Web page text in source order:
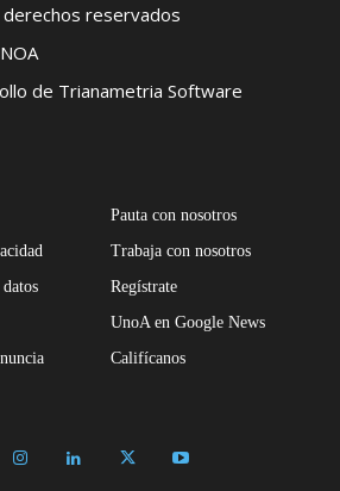
reservados
de Trianametria Software
Pauta con nosotros
Trabaja con nosotros
Regístrate
UnoA en Google News
Califícanos